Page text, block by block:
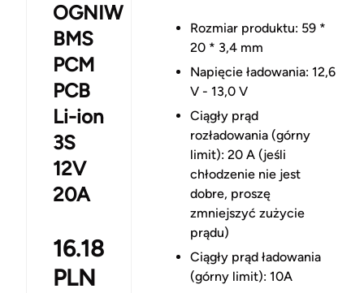
OGNIW
BMS
PCM
PCB
Li-ion
3S
12V
20A
16.18
PLN
Rozmiar produktu: 59 *
20 * 3,4 mm
Napięcie ładowania: 12,6
V - 13,0 V
Ciągły prąd
rozładowania (górny
limit): 20 A (jeśli
chłodzenie nie jest
dobre, proszę
zmniejszyć zużycie
prądu)
Ciągły prąd ładowania
(górny limit): 10A